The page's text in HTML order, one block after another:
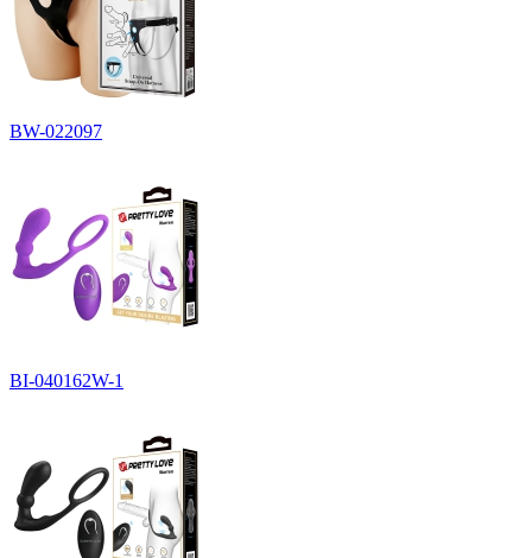
BW-022097
BI-040162W-1